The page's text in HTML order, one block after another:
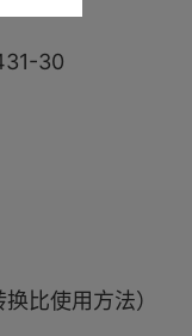
30
比使用方法）